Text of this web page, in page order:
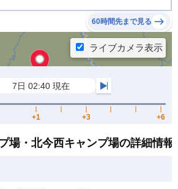
60時間先まで見る
場・北今西キャンプ場の詳細情報